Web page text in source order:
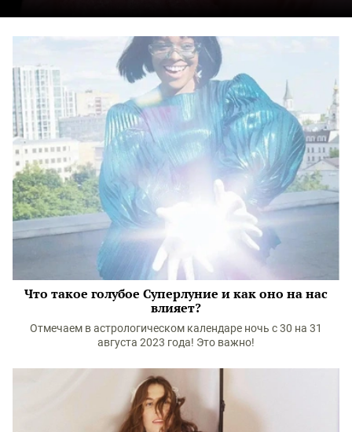
Что такое голубое Суперлуние и как оно на нас
влияет?
Отмечаем в астрологическом календаре ночь с 30 на 31
августа 2023 года! Это важно!